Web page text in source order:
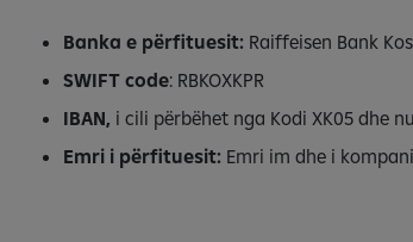
Banka e përfituesit: Raiffeisen Bank
SWIFT code: RBKOXKPR
IBAN, i cili përbëhet nga Kodi XK05 dhe
Emri i përfituesit: Emri im dhe i